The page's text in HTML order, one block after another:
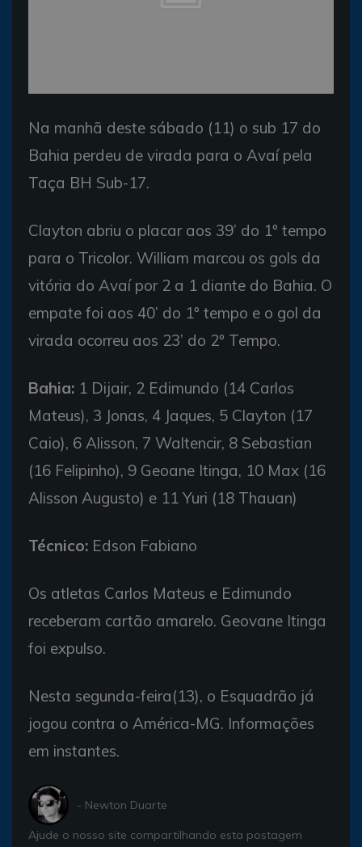
Na manhã deste sábado (11) o sub 17 do
Bahia perdeu de virada para o Avaí pela
Taça BH Sub-17.
Clayton abriu o placar aos 39’ do 1º tempo
para o Tricolor. William marcou os gols da
vitória do Avaí por 2 a 1 diante do Bahia. O
empate foi aos 40’ do 1º tempo e o gol da
virada ocorreu aos 23’ do 2º Tempo.
Bahia: 1 Dijair, 2 Edimundo (14 Carlos
Mateus), 3 Jonas, 4 Jaques, 5 Clayton (17
Caio), 6 Alisson, 7 Waltencir, 8 Sebastian
(16 Felipinho), 9 Geoane Itinga, 10 Max (16
Alisson Augusto) e 11 Yuri (18 Thauan)
Técnico: Edson Fabiano
Os atletas Carlos Mateus e Edimundo
receberam cartão amarelo. Geovane Itinga
foi expulso.
Nesta segunda-feira(13), o Esquadrão já
jogou contra o América-MG. Informações
em instantes.
- Newton Duarte
Ajude o nosso site compartilhando esta postagem